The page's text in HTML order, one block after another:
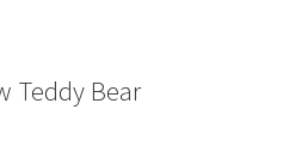
Teddy Bear